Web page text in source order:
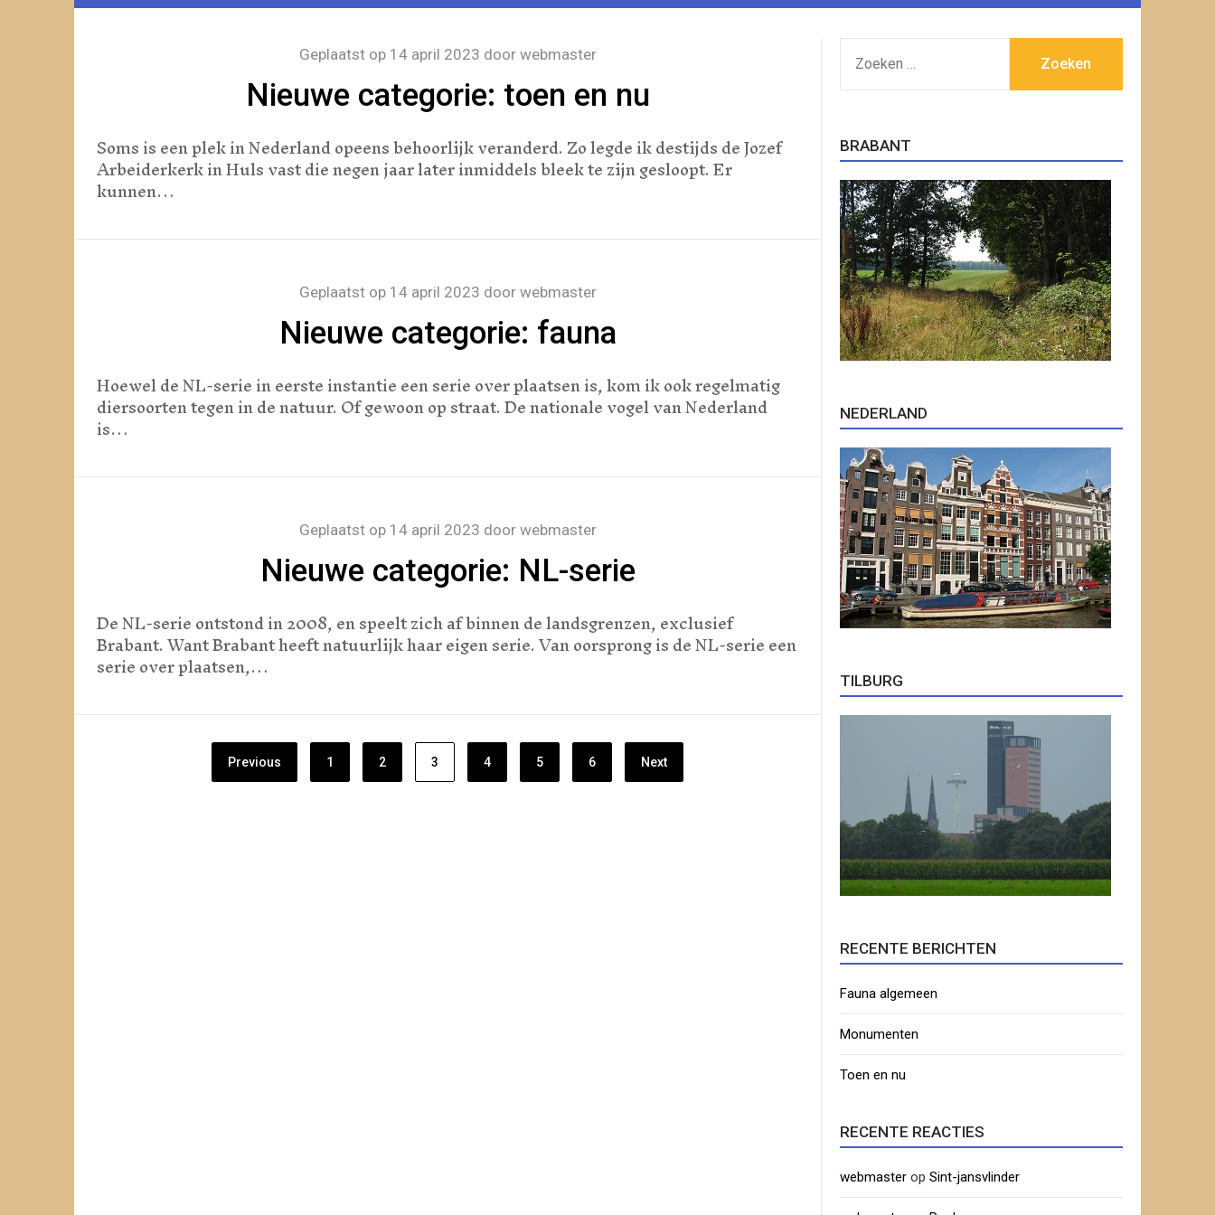
Nieuwe categorie: toen en nu
Geplaatst op 14 april 2023 door webmaster
Soms is een plek in Nederland opeens behoorlijk veranderd. Zo legde ik destijds de Jozef
Arbeiderkerk in Huls vast die negen jaar later inmiddels bleek te zijn gesloopt. Er
kunnen…
Nieuwe categorie: fauna
Geplaatst op 14 april 2023 door webmaster
Hoewel de NL-serie in eerste instantie een serie over plaatsen is, kom ik ook regelmatig
diersoorten tegen in de natuur. Of gewoon op straat. De nationale vogel van Nederland
is…
Nieuwe categorie: NL-serie
Geplaatst op 14 april 2023 door webmaster
De NL-serie ontstond in 2008, en speelt zich af binnen de landsgrenzen, exclusief
Brabant. Want Brabant heeft natuurlijk haar eigen serie. Van oorsprong is de NL-serie een
serie over plaatsen,…
Previous 1 2 3 4 5 6 Next
NAAR:
BRABANT
NEDERLAND
TILBURG
RECENTE BERICHTEN
Fauna algemeen
Monumenten
Toen en nu
RECENTE REACTIES
webmaster op Sint-jansvlinder